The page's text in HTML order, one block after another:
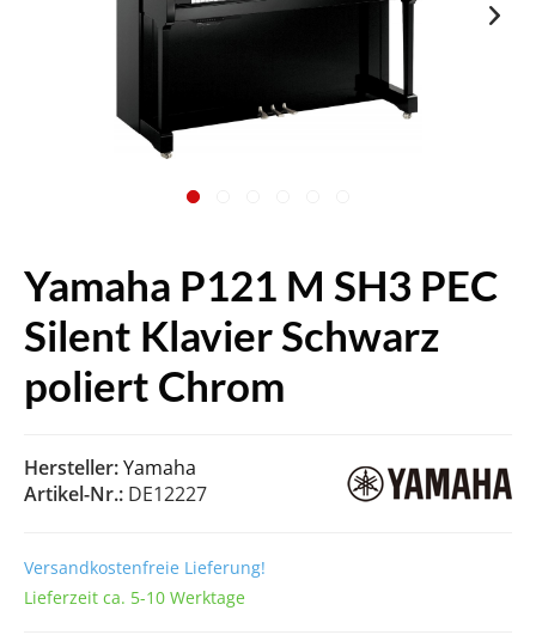
Yamaha P121 M SH3 PEC
Silent Klavier Schwarz
poliert Chrom
Hersteller:Yamaha
Artikel-Nr.: DE12227
Versandkostenfreie Lieferung!
Lieferzeit ca. 5-10 Werktage